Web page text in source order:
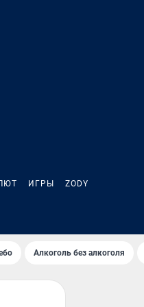
ИГРЫ ZODY
Алкоголь без алкоголя